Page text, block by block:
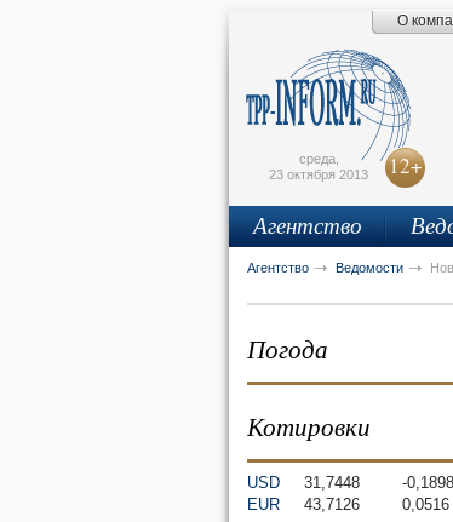
О
среда,
23 октября 2013
12+
Агентство
Агентство Ведомости
Погода
Котировки
USD 31,7448
-0,1898
EUR
43,7126 0,0516